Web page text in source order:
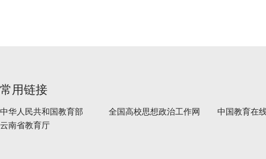
常用链接
中华人民共和国教育部 全国高校思想政治工作网
中国教育在
云南省教育厅